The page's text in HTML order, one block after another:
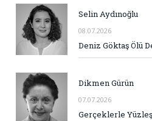
Selin Aydınoğlu
08.07.2026
Deniz Göktaş Ölü
Dikmen Gürün
07.07.2026
Gerçeklerle